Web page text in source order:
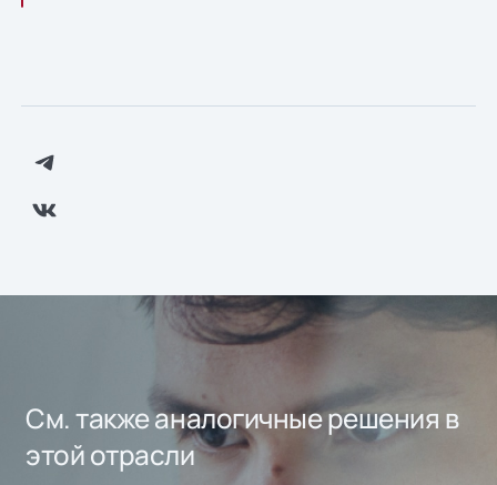
См. также аналогичные решения в
этой отрасли